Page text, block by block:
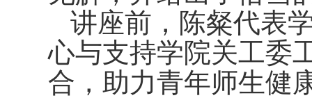
讲座前，陈粲代表
心与支持学院关工委
合，助力青年师生健